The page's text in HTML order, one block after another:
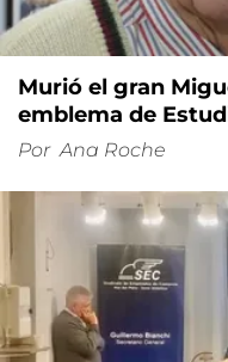
Murió el gran
emblema de
Por Ana Roche